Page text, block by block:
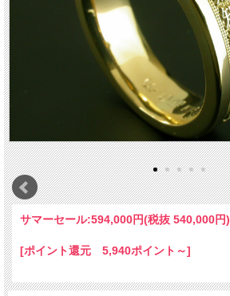
サマーセール:594,000円(税抜 540,000円)
[ポイント還元 5,940ポイント～]